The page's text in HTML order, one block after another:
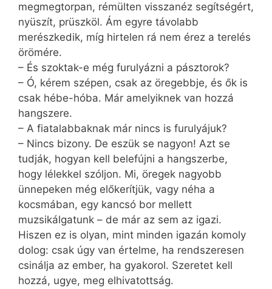
megmegtorpan, rémülten visszanéz segítségért,
nyüszít, prüszköl. Ám egyre távolabb
merészkedik, míg hirtelen rá nem érez a terelés
örömére.
– És szoktak-e még furulyázni a pásztorok?
– Ó, kérem szépen, csak az öregebbje, és ők is
csak hébe-hóba. Már amelyiknek van hozzá
hangszere.
– A fiatalabbaknak már nincs is furulyájuk?
– Nincs bizony. De eszük se nagyon! Azt se
tudják, hogyan kell belefújni a hangszerbe,
hogy lélekkel szóljon. Mi, öregek nagyobb
ünnepeken még előkerítjük, vagy néha a
kocsmában, egy kancsó bor mellett
muzsikálgatunk – de már az sem az igazi.
Hiszen ez is olyan, mint minden igazán komoly
dolog: csak úgy van értelme, ha rendszeresen
csinálja az ember, ha gyakorol. Szeretet kell
hozzá, ugye, meg elhivatottság.